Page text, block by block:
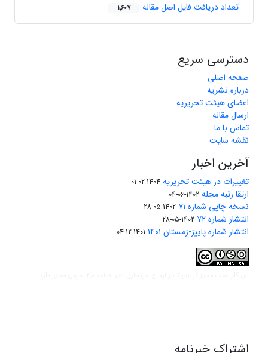
تعداد دریافت فایل اصل مقاله 1,607
دسترسی سریع
صفحه اصلی
درباره نشریه
اعضای هیئت تحریریه
ارسال مقاله
تماس با ما
نقشه سایت
آخرین اخبار
تغییرات در هیئت تحریریه 1404-02-01
ارتقا رتبه مجله 1402-06-04
نسخه چاپی شماره ۷۱ 1402-05-28
انتشار شماره ۷۲ 1402-05-28
انتشار شماره پاییز-زمستان ۱۴۰۱ 1401-12-04